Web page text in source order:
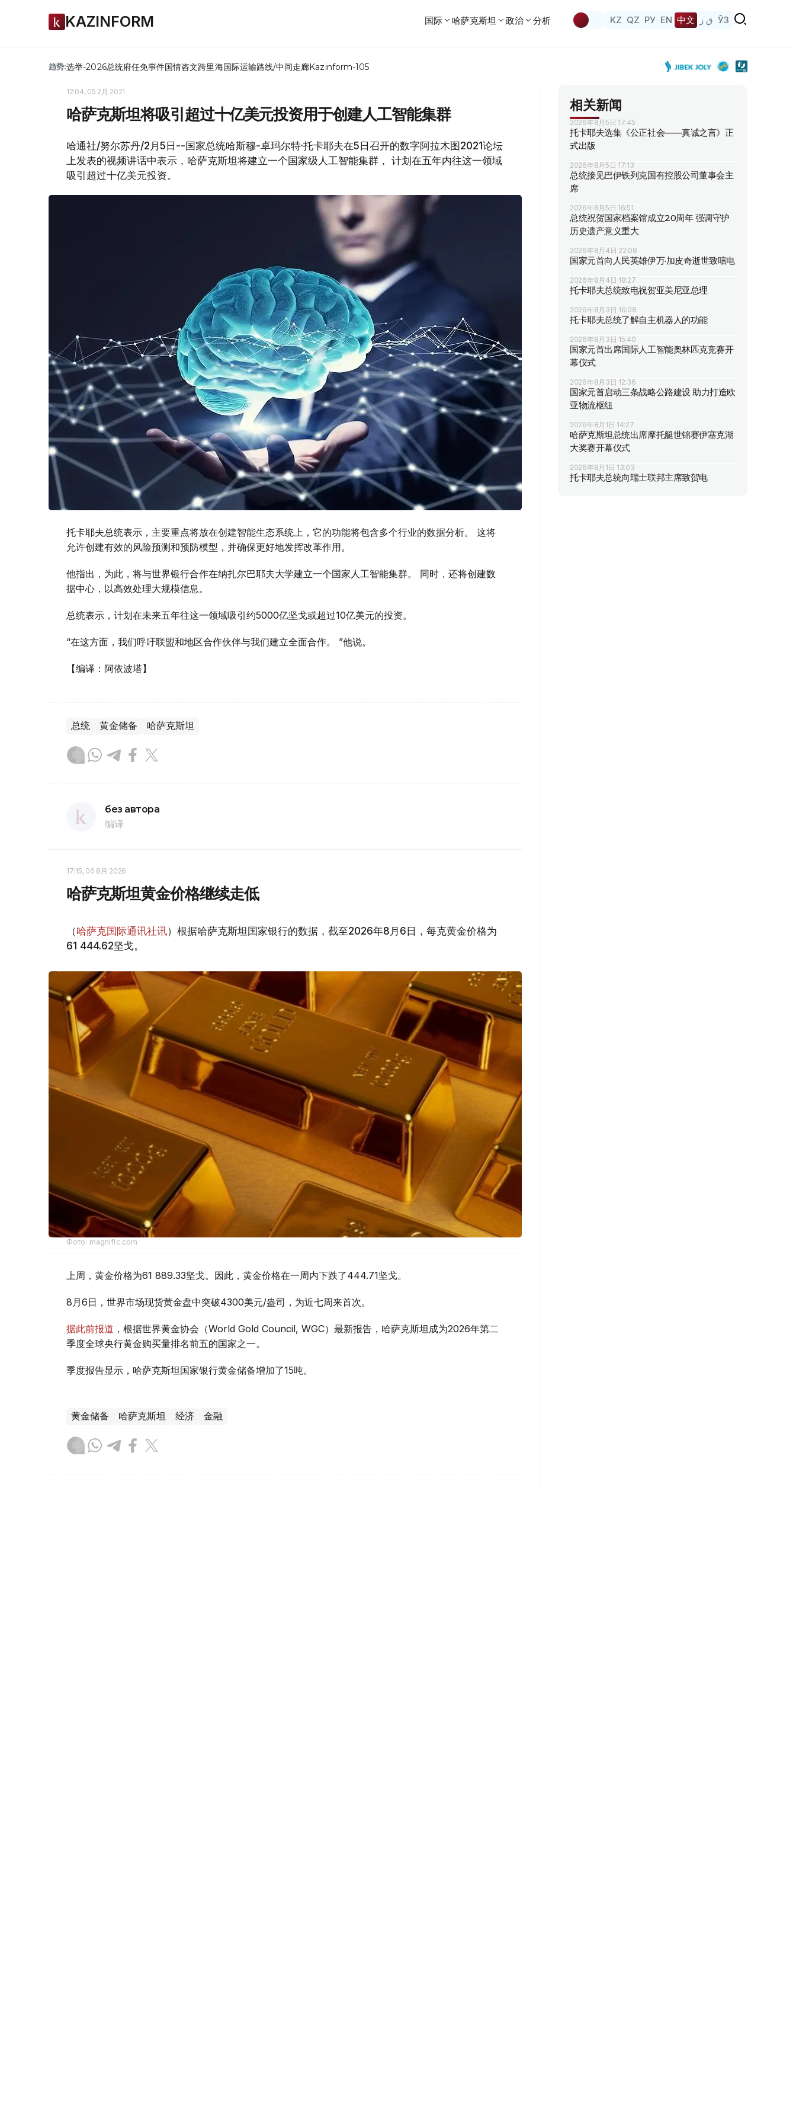
KAZINFORM 国际 哈萨克斯坦 政治 分析 KZ QZ РУ EN 中文 ق ز ЎЗ
趋势:选举-2026总统府任免事件国情咨文跨里海国际运输路线/中间走廊Kazinform-105
12:04, 05 2月 2021
哈萨克斯坦将吸引超过十亿美元投资用于创建人工智能集群
哈通社/努尔苏丹/2月5日--国家总统哈斯穆-卓玛尔特·托卡耶夫在5日召开的数字阿拉木图2021论坛
上发表的视频讲话中表示，哈萨克斯坦将建立一个国家级人工智能集群， 计划在五年内往这一领域
吸引超过十亿美元投资。
托卡耶夫总统表示，主要重点将放在创建智能生态系统上，它的功能将包含多个行业的数据分析。 这将
允许创建有效的风险预测和预防模型，并确保更好地发挥改革作用。
他指出，为此，将与世界银行合作在纳扎尔巴耶夫大学建立一个国家人工智能集群。 同时，还将创建数
据中心，以高效处理大规模信息。
总统表示，计划在未来五年往这一领域吸引约5000亿坚戈或超过10亿美元的投资。
“在这方面，我们呼吁联盟和地区合作伙伴与我们建立全面合作。 ”他说。
【编译：阿依波塔】
总统 黄金储备 哈萨克斯坦
без автора
编译
17:15, 06 8月 2026
哈萨克斯坦黄金价格继续走低
（哈萨克国际通讯社讯）根据哈萨克斯坦国家银行的数据，截至2026年8月6日，每克黄金价格为
61 444.62坚戈。
Фото: magnific.com
上周，黄金价格为61 889.33坚戈。因此，黄金价格在一周内下跌了444.71坚戈。
8月6日，世界市场现货黄金盘中突破4300美元/盎司，为近七周来首次。
据此前报道 ，根据世界黄金协会（World Gold Council, WGC）最新报告，哈萨克斯坦成为2026年第二
季度全球央行黄金购买量排名前五的国家之一。
季度报告显示，哈萨克斯坦国家银行黄金储备增加了15吨。
黄金储备 哈萨克斯坦 经济 金融
相关新闻
2026年8月5日 17:45
托卡耶夫选集《公正社会——真诚之言》正
式出版
2026年8月5日 17:13
总统接见巴伊铁列克国有控股公司董事会主
席
2026年8月5日 16:51
总统祝贺国家档案馆成立20周年 强调守护
历史遗产意义重大
2026年8月4日 22:08
国家元首向人民英雄伊万·加皮奇逝世致唁电
2026年8月4日 18:27
托卡耶夫总统致电祝贺亚美尼亚总理
2026年8月3日 16:08
托卡耶夫总统了解自主机器人的功能
2026年8月3日 15:40
国家元首出席国际人工智能奥林匹克竞赛开
幕仪式
2026年8月3日 12:36
国家元首启动三条战略公路建设 助力打造欧
亚物流枢纽
2026年8月1日 14:27
哈萨克斯坦总统出席摩托艇世锦赛伊塞克湖
大奖赛开幕仪式
2026年8月1日 13:03
托卡耶夫总统向瑞士联邦主席致贺电